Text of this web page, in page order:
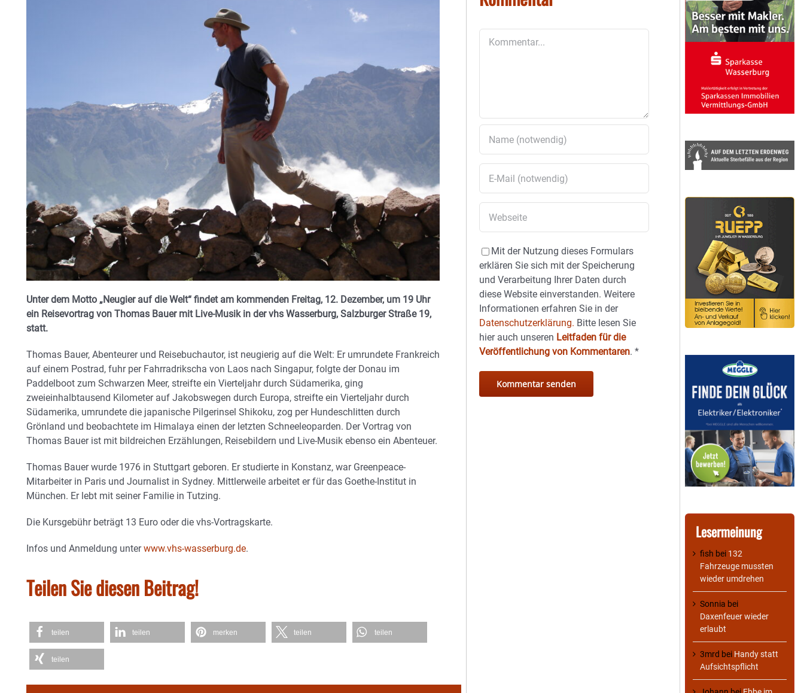
Unter dem Motto „Neugier auf die Welt“ findet am kommenden Freitag, 12. Dezember, um 19 Uhr
ein Reisevortrag von Thomas Bauer mit Live-Musik in der vhs Wasserburg, Salzburger Straße 19,
statt.
Thomas Bauer, Abenteurer und Reisebuchautor, ist neugierig auf die Welt: Er umrundete Frankreich
auf einem Postrad, fuhr per Fahrradrikscha von Laos nach Singapur, folgte der Donau im
Paddelboot zum Schwarzen Meer, streifte ein Vierteljahr durch Südamerika, ging
zweieinhalbtausend Kilometer auf Jakobswegen durch Europa, streifte ein Vierteljahr durch
Südamerika, umrundete die japanische Pilgerinsel Shikoku, zog per Hundeschlitten durch
Grönland und beobachtete im Himalaya einen der letzten Schneeleoparden. Der Vortrag von
Thomas Bauer ist mit bildreichen Erzählungen, Reisebildern und Live-Musik ebenso ein Abenteuer.
Thomas Bauer wurde 1976 in Stuttgart geboren. Er studierte in Konstanz, war Greenpeace-
Mitarbeiter in Paris und Journalist in Sydney. Mittlerweile arbeitet er für das Goethe-Institut in
München. Er lebt mit seiner Familie in Tutzing.
Die Kursgebühr beträgt 13 Euro oder die vhs-Vortragskarte.
Infos und Anmeldung unterwww.vhs-wasserburg.de.
Teilen Sie diesen Beitrag!
teilen teilen merken teilen teilen
teilen
Mit der Nutzung dieses Formulars
erklären Sie sich mit der Speicherung
und Verarbeitung Ihrer Daten durch
diese Website einverstanden. Weitere
Informationen erfahren Sie in der
Datenschutzerklärung. Bitte lesen Sie
hier auch unseren Leitfaden für die
Veröffentlichung von Kommentaren.*
Lesermeinung
fish bei 132
Fahrzeuge mussten
wieder umdrehen
Sonnia bei
Daxenfeuer wieder
erlaubt
3mrd bei Handy statt
Aufsichtspflicht